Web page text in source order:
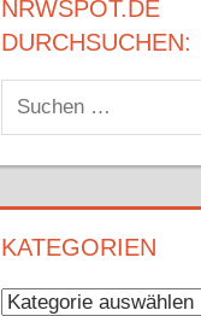
NRWSPOT.DE
DURCHSUCHEN:
Suchen
nach:
KATEGORIEN
Kategorien